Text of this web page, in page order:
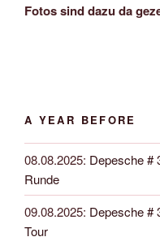
Fotos sind dazu da
A YEAR BEFORE
08.08.2025: Depesche #
Runde
09.08.2025: Depesche #
Tour